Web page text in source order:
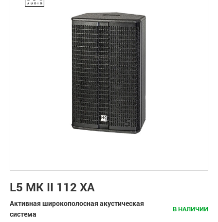
L5 MK II 112 XA
Активная широкополосная акустическая
система
В НАЛИЧИИ